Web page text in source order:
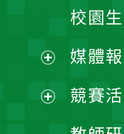
校園
媒體
競賽
開